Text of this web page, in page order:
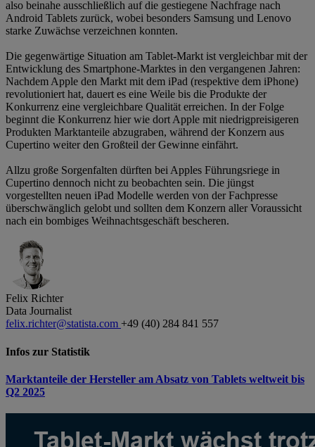
also beinahe ausschließlich auf die gestiegene Nachfrage nach
Android Tablets zurück, wobei besonders Samsung und Lenovo
starke Zuwächse verzeichnen konnten.
Die gegenwärtige Situation am Tablet-Markt ist vergleichbar mit der
Entwicklung des Smartphone-Marktes in den vergangenen Jahren:
Nachdem Apple den Markt mit dem iPad (respektive dem iPhone)
revolutioniert hat, dauert es eine Weile bis die Produkte der
Konkurrenz eine vergleichbare Qualität erreichen. In der Folge
beginnt die Konkurrenz hier wie dort Apple mit niedrigpreisigeren
Produkten Marktanteile abzugraben, während der Konzern aus
Cupertino weiter den Großteil der Gewinne einfährt.
Allzu große Sorgenfalten dürften bei Apples Führungsriege in
Cupertino dennoch nicht zu beobachten sein. Die jüngst
vorgestellten neuen iPad Modelle werden von der Fachpresse
überschwänglich gelobt und sollten dem Konzern aller Voraussicht
nach ein bombiges Weihnachtsgeschäft bescheren.
Felix Richter
Data Journalist
felix.richter@statista.com +49 (40) 284 841 557
Infos zur Statistik
Marktanteile der Hersteller am Absatz von Tablets weltweit bis
Q2 2025